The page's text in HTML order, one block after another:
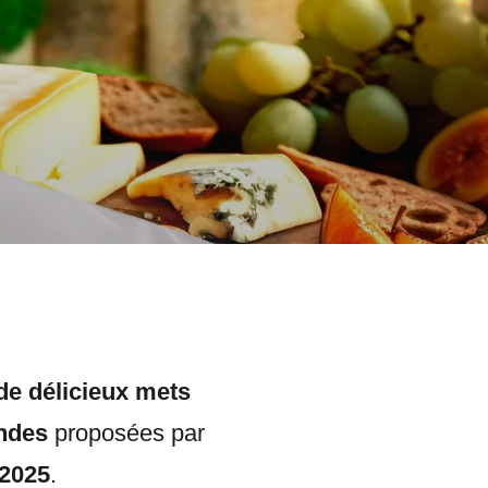
délicieux mets
proposées par
.